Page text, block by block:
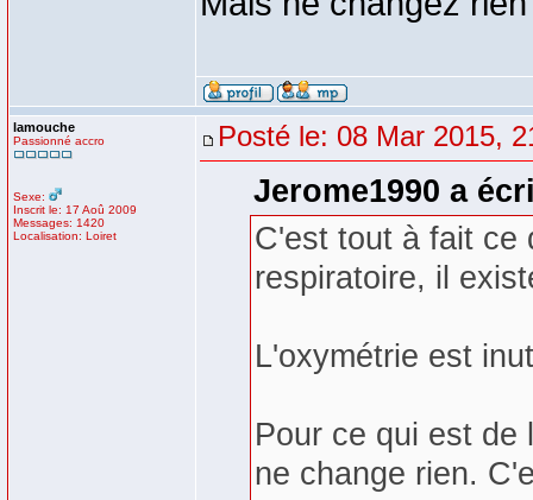
lamouche
Passionné accro
Sexe:
Inscrit le: 17 Aoû 2009
Messages: 1420
Localisation: Loiret
Posté le: 08 Mar 2015,
Jerome1990 a
C'est tout à fait ce
respiratoire, il
L'oxymétrie est
Pour ce qui est de
ne change rien.